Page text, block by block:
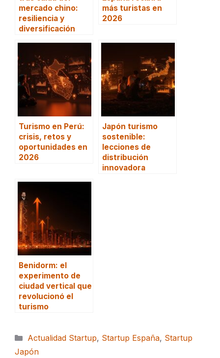
mercado chino:
resiliencia y
diversificación
más turistas en
2026
Turismo en Perú:
crisis, retos y
oportunidades en
2026
Japón turismo
sostenible:
lecciones de
distribución
innovadora
Benidorm: el
experimento de
ciudad vertical que
revolucionó el
turismo
Categorías
Actualidad Startup, Startup España, Startup
Japón